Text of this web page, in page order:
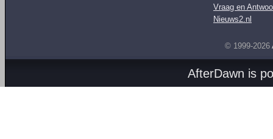
Vraag en
Nieuws2.nl
© 1999-2026
AfterDawn is